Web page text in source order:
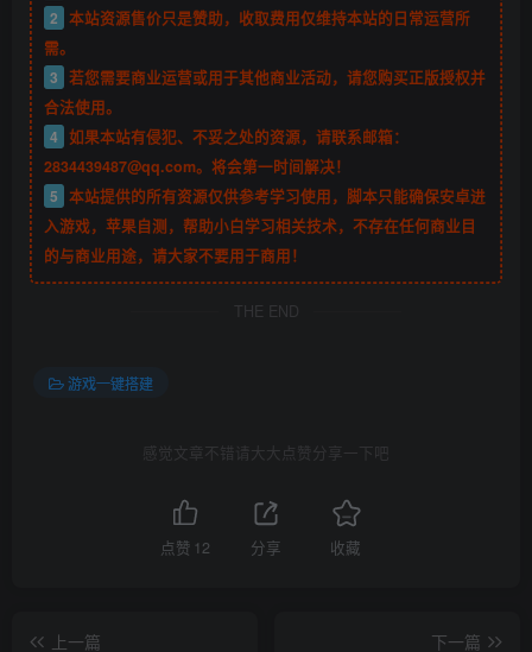
2 本站资源售价只是赞助，收取费用仅维持本站的日常运营所
需。
3 若您需要商业运营或用于其他商业活动，请您购买正版授权并
合法使用。
4 如果本站有侵犯、不妥之处的资源，请联系邮箱：
2834439487@qq.com。将会第一时间解决！
5 本站提供的所有资源仅供参考学习使用，脚本只能确保安卓进
入游戏，苹果自测，帮助小白学习相关技术，不存在任何商业目
的与商业用途，请大家不要用于商用！
THE END
游戏一键搭建
感觉文章不错请大大点赞分享一下吧
点赞 12 分享 收藏
上一篇
下一篇